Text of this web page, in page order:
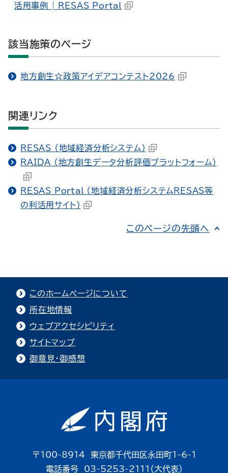
活用事例 | RESAS Portal
該当施策のページ
地方創生☆政策アイデアコンテスト2026
関連リンク
RESAS （地域経済分析システム）
RAIDA （地方創生データ分析評価プラットフォーム）
RESAS Portal （地域経済分析システムRESAS等
の利活用サイト）
このページの先頭へ
このホームページについて
所在地情報
ウェブアクセシビリティ
サイトマップ
御意見・御感想
〒100-8914 東京都千代田区永田町1-6-1
電話番号 03-5253-2111（大代表）